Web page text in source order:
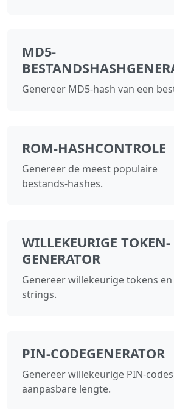
MD5-
Genereer MD5-hash van een
ROM-HASHCONTROLE
Genereer de meest populaire
bestands‑hashes.
WILLEKEURIGE TOKEN-
GENERATOR
Genereer willekeurige tokens
strings.
PIN-CODEGENERATOR
Genereer willekeurige PIN-
aanpasbare lengte.